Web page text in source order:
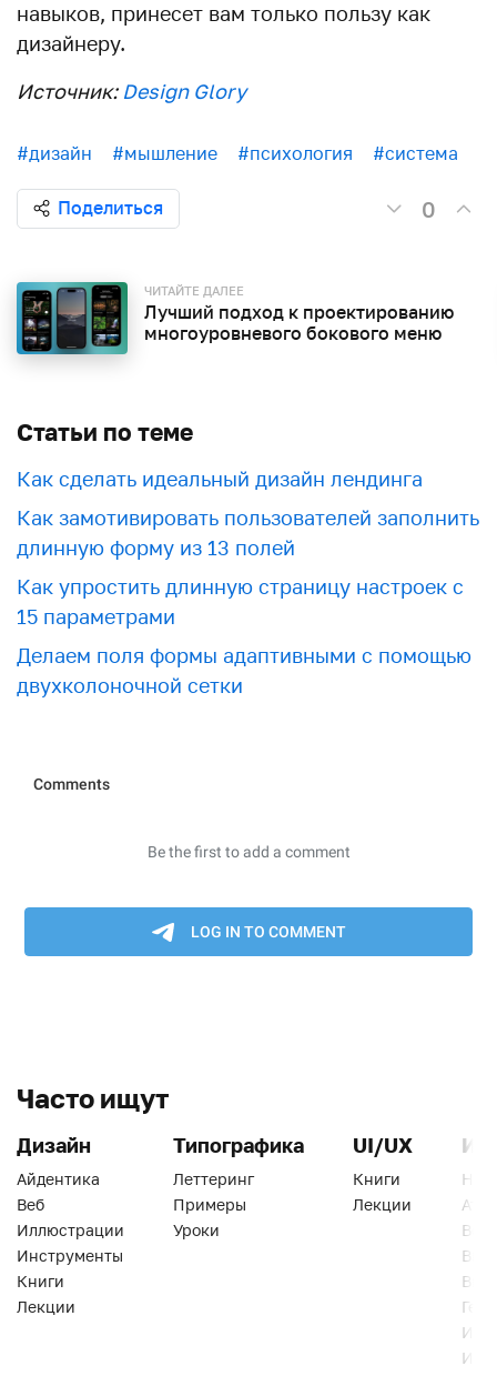
навыков, принесет вам только пользу как
дизайнеру.
Источник: Design Glory
#дизайн #мышление #психология #система
Поделиться 0
ЧИТАЙТЕ ДАЛЕЕ
Лучший подход к проектированию
многоуровневого бокового меню
Статьи по теме
Как сделать идеальный дизайн лендинга
Как замотивировать пользователей заполнить
длинную форму из 13 полей
Как упростить длинную страницу настроек с
15 параметрами
Делаем поля формы адаптивными с помощью
двухколоночной сетки
Часто ищут
Дизайн
Айдентика
Веб
Иллюстрации
Инструменты
Книги
Лекции
Типографика
Леттеринг
Примеры
Уроки
UI/UX
Книги
Лекции
Веб